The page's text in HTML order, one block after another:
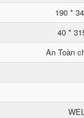
190 *
40 *
An Toàn